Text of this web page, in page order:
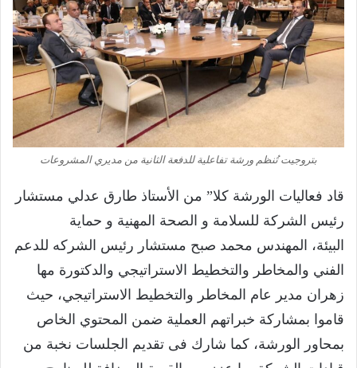
بتروجيت تُنظم ورشة تفاعلية للدفعة الثانية من مديري المشروعات
قاد فعاليات الورشة كلا” من الأستاذ طارق عدلي مستشار
رئيس الشركة للسلامة و الصحة المهنية و حماية
البيئة، المهندس محمد صبح مستشار رئيس الشركه للدعم
الفني والمخاطر والتخطيط الاستراتيجي والدكتورة مها
زهران مدير عام المخاطر والتخطيط الاستراتيجي، حيث
قاموا بمشاركة خبراتهم العملية ضمن المحتوي الخاص
بمحاور الورشة، كما شارك فى تقديم الجلسات نخبة من